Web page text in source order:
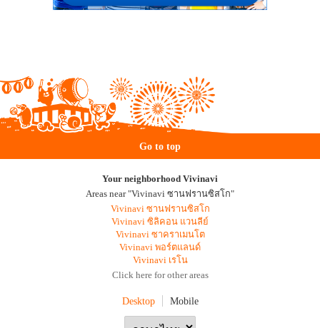
Go to top
Your neighborhood Vivinavi
Areas near "Vivinavi ซานฟรานซิสโก"
Vivinavi ซานฟรานซิสโก
Vivinavi ซิลิคอน แวนลีย์
Vivinavi ซาคราเมนโต
Vivinavi พอร์ตแลนด์
Vivinavi เรโน
Click here for other areas
Desktop Mobile